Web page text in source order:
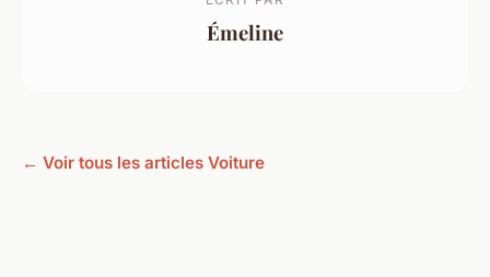
Émeline
← Voir tous les articles Voiture